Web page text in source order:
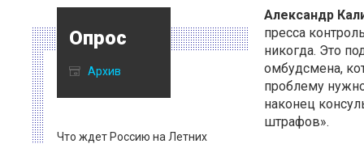
Опрос
Архив
Что ждет Россию на Летних
Александр
пресса
никогда. Это
омбудсмена,
проблему
наконец
штрафов».